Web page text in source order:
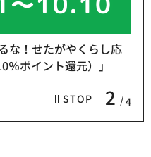
STOP 2 4
な！せたがやくらし応
ポイント還元）」